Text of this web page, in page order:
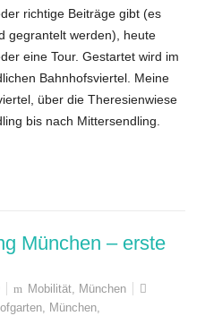
richtige Beiträge gibt (es
gegrantelt werden), heute
eine Tour. Gestartet wird im
Bahnhofsviertel. Meine
über die Theresienwiese
bis nach Mittersendling.
München – erste
Mobilität, München
, München,